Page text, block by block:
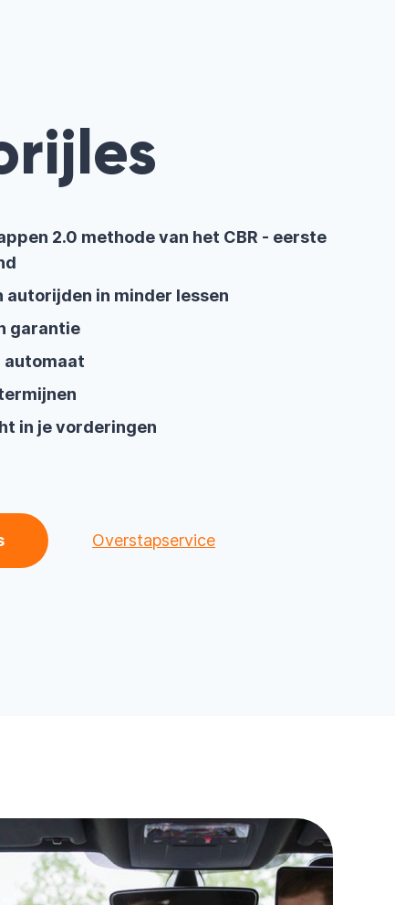
2.0 methode van het CBR - eerste
autorijden in minder lessen
garantie
automaat
in je vorderingen
Overstapservice